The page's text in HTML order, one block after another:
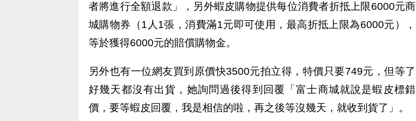
者將進行全額退款」，另外蝦皮購物提供每位消費者折抵上限6000元商
城購物券（1人1張，消費滿1元即可使用，最高折抵上限為6000元），
等於獲得6000元的賠償購物金。
另外也有一位網友買到原價快3500元拍立得，特價只要749元，但等了
好幾天都沒有出貨，她詢問過後得到回覆「富士商城就說是蝦皮標錯
價，要等蝦皮回覆，我是相信的啦，再之後等沒幾天，就收到貨了」。